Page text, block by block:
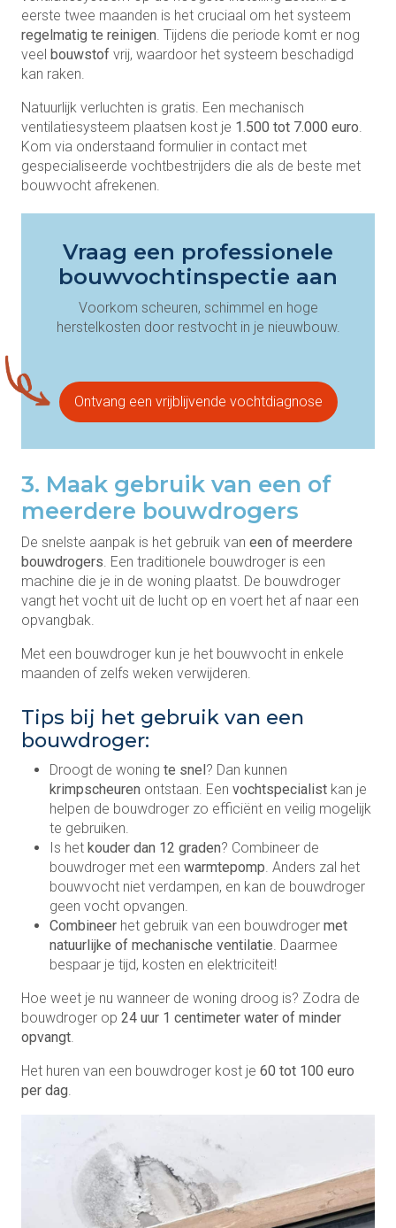
eerste twee maanden is het cruciaal om het systeem
regelmatig te reinigen . Tijdens die periode komt er nog
veel bouwstof vrij, waardoor het systeem beschadigd
kan raken.
Natuurlijk verluchten is gratis. Een mechanisch
ventilatiesysteem plaatsen kost je 1.500 tot 7.000 euro
Kom via onderstaand formulier in contact met
gespecialiseerde vochtbestrijders die als de beste met
bouwvocht afrekenen.
Vraag een professionele
bouwvochtinspectie aan
Voorkom scheuren, schimmel en hoge
herstelkosten door restvocht in je nieuwbouw.
Ontvang een vrijblijvende vochtdiagnose
3. Maak gebruik van een of
meerdere bouwdrogers
De snelste aanpak is het gebruik van een of meerdere
bouwdrogers . Een traditionele bouwdroger is een
machine die je in de woning plaatst. De bouwdroger
vangt het vocht uit de lucht op en voert het af naar een
opvangbak.
Met een bouwdroger kun je het bouwvocht in enkele
maanden of zelfs weken verwijderen.
Tips bij het gebruik van een
bouwdroger:
Droogt de woning te snel? Dan kunnen
krimpscheuren ontstaan. Een vochtspecialist kan je
helpen de bouwdroger zo efficiënt en veilig mogelijk
te gebruiken.
Is het kouder dan 12 graden? Combineer de
bouwdroger met een warmtepomp . Anders zal het
bouwvocht niet verdampen, en kan de bouwdroger
geen vocht opvangen.
Combineer het gebruik van een bouwdroger met
natuurlijke of mechanische ventilatie . Daarmee
bespaar je tijd, kosten en elektriciteit!
Hoe weet je nu wanneer de woning droog is? Zodra de
bouwdroger op 24 uur 1 centimeter water of minder
opvangt
Het huren van een bouwdroger kost je 60 tot 100 euro
per dag